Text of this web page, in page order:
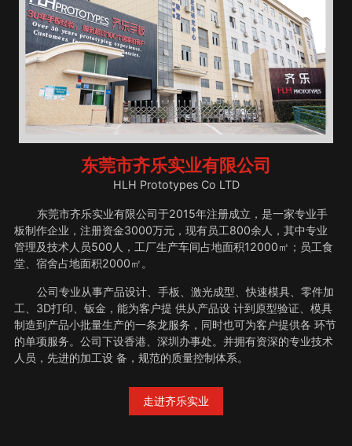
东莞市齐乐实业有限公司
HLH Prototypes Co LTD
东莞市齐乐实业有限公司于2015年注册成立，是一家专业手
板制作企业，注册资金3000万元，现有员工800余人，其中专业
管理及技术人员500人，工厂生产车间占地面积12000㎡；员工食
堂、宿舍占地面积2000㎡。
公司专业从事产品设计、手板、激光成型、快速模具、零件加
工、3D打印、钣金，能为客户提 供从产品设 计到原型验证、模具
制造到产品小批量生产的一条龙服务，同时也可为客户提供各 环节
的单项服务。公司下设香港、深圳办事处。并拥有资深的专业技术
人员，先进的加工设 备，规范的质量控制体系。
走进齐乐实业